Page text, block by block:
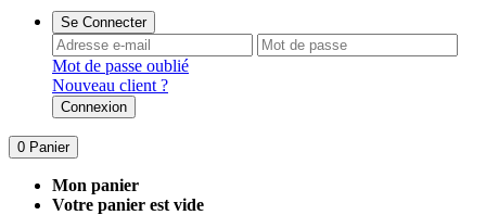
Se Connecter
Mot de passe oublié
Nouveau client ?
Connexion
0 Panier
Mon panier
Votre panier est vide